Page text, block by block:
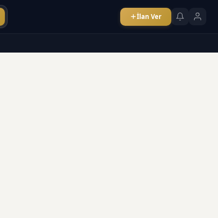
İlan Ver